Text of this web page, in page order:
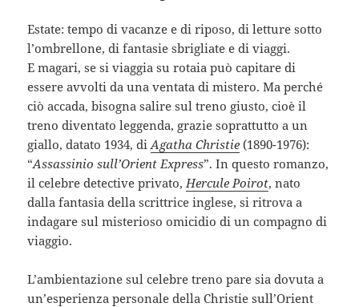
Estate: tempo di vacanze e di riposo, di letture sotto
l’ombrellone, di fantasie sbrigliate e di viaggi.
E magari, se si viaggia su rotaia può capitare di
essere avvolti da una ventata di mistero. Ma perché
ciò accada, bisogna salire sul treno giusto, cioè il
treno diventato leggenda, grazie soprattutto a un
giallo, datato 1934, diAgatha Christie (1890-1976):
“Assassinio sull’Orient Express”. In questo romanzo,
il celebre detective privato, Hercule Poirot, nato
dalla fantasia della scrittrice inglese, si ritrova a
indagare sul misterioso omicidio di un compagno di
viaggio.
L’ambientazione sul celebre treno pare sia dovuta a
un’esperienza personale della Christie sull’Orient